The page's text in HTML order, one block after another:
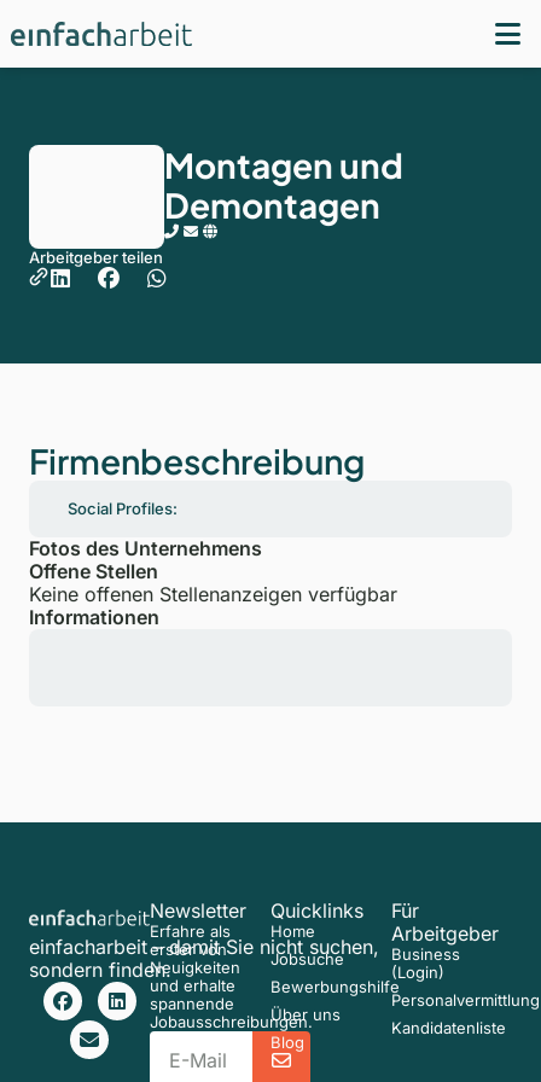
Montagen und
Demontagen
Arbeitgeber teilen
Firmenbeschreibung
Social Profiles:
Fotos des Unternehmens
Offene Stellen
Keine offenen Stellenanzeigen verfügbar
Informationen
einfacharbeit – damit Sie nicht suchen,
sondern finden.
Quicklinks
Home
Jobsuche
Bewerbungshilfe
Über uns
Blog
Für
Arbeitgeber
Business
(Login)
Personalvermittlung
Kandidatenliste
Newsletter
Erfahre als
erster von
Neuigkeiten
und erhalte
spannende
Jobausschreibungen.